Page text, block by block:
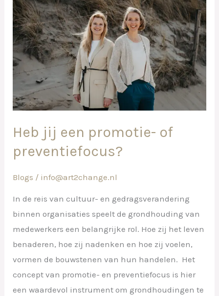
Heb jij een promotie- of
preventiefocus?
Blogs / info@art2change.nl
In de reis van cultuur- en gedragsverandering
binnen organisaties speelt de grondhouding van
medewerkers een belangrijke rol. Hoe zij het leven
benaderen, hoe zij nadenken en hoe zij voelen,
vormen de bouwstenen van hun handelen. Het
concept van promotie- en preventiefocus is hier
een waardevol instrument om grondhoudingen te
jij
een
promotie-
of
preventiefocus?